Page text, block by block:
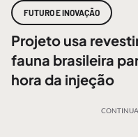
FUTURO E INOVAÇÃO
Projeto usa
fauna brasileira
hora da injeção